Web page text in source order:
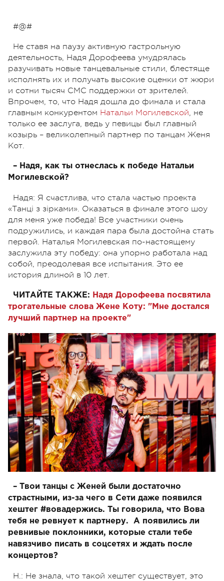
#@#
Не ставя на паузу активную гастрольную
деятельность, Надя Дорофеева умудрялась
разучивать новые танцевальные стили, блестяще
исполнять их и получать высокие оценки от жюри
и сотни тысяч СМС поддержки от зрителей.
Впрочем, то, что Надя дошла до финала и стала
главным конкурентом Натальи Могилевской, не
только ее заслуга, ведь у певицы был главный
козырь – великолепный партнер по танцам Женя
Кот.
– Надя, как ты отнеслась к победе Натальи
Могилевской?
Надя: Я счастлива, что стала частью проекта
«Танці з зірками». Оказаться в финале этого шоу
для меня уже победа! Все участники очень
подружились, и каждая пара была достойна стать
первой. Наталья Могилевская по-настоящему
заслужила эту победу: она упорно работала над
собой, преодолевая все испытания. Это ее
история длиной в 10 лет.
ЧИТАЙТЕ ТАКЖЕ: Надя Дорофеева посвятила
трогательные слова Жене Коту: "Мне достался
лучший партнер на проекте"
– Твои танцы с Женей были достаточно
страстными, из-за чего в Сети даже появился
хештег #вовадержись. Ты говорила, что Вова
тебя не ревнует к партнеру. А появились ли
ревнивые поклонники, которые стали тебе
навязчиво писать в соцсетях и ждать после
концертов?
Н.: Не знала, что такой хештег существует, это